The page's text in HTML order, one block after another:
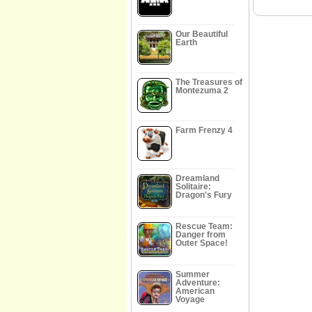
Our Beautiful
Earth
The Treasures of
Montezuma 2
Farm Frenzy 4
Dreamland
Solitaire:
Dragon's Fury
Rescue Team:
Danger from
Outer Space!
Summer
Adventure:
American
Voyage